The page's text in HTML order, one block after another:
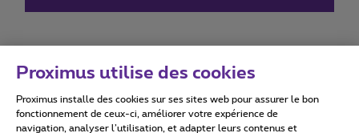
Conditions d'utilisation Accessibility statement
Proximus utilise des cookies
Proximus installe des cookies sur ses sites web pour assurer le bon
fonctionnement de ceux-ci, améliorer votre expérience de
navigation, analyser l’utilisation, et adapter leurs contenus et